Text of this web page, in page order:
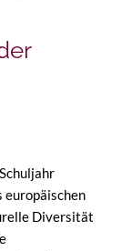
Diversität